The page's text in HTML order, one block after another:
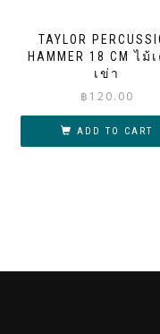
TAYLOR
HAMMER 18 CM ไม้
เข่า
฿ 120.00
ADD TO CART